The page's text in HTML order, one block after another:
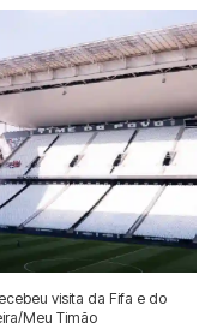
visita da Fifa e do
Meu Timão